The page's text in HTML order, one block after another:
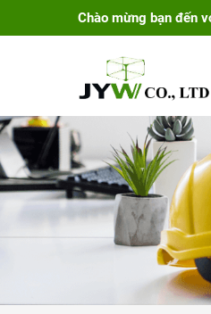
Chào mừng bạn đến